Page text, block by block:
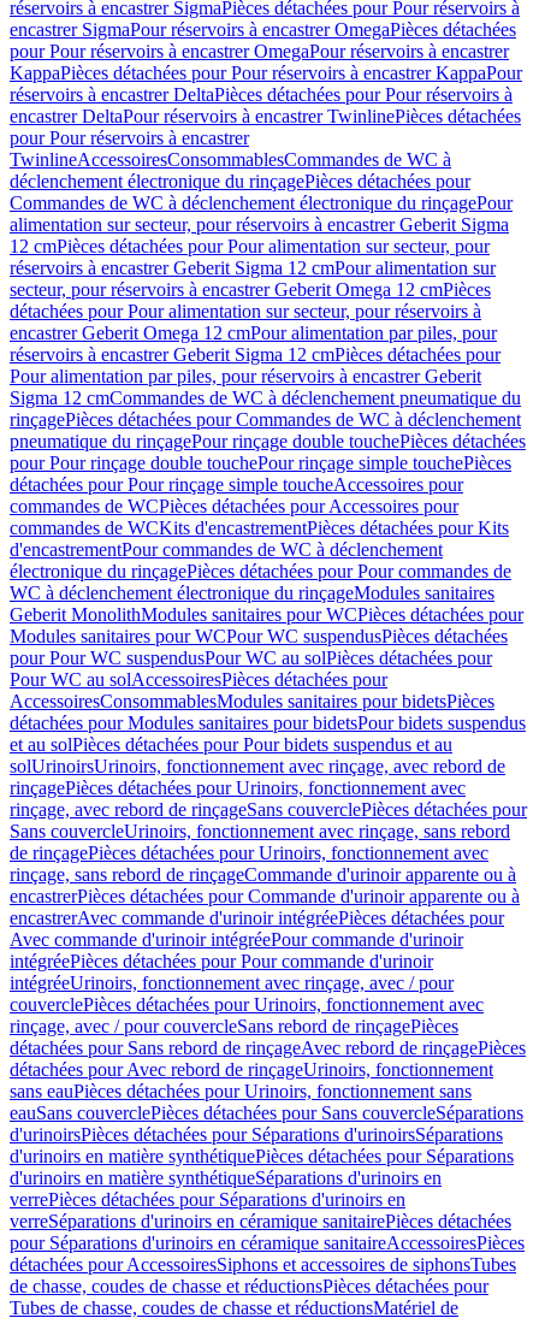
réservoirs à encastrer SigmaPièces détachées pour Pour réservoirs à
encastrer SigmaPour réservoirs à encastrer OmegaPièces détachées
pour Pour réservoirs à encastrer OmegaPour réservoirs à encastrer
KappaPièces détachées pour Pour réservoirs à encastrer KappaPour
réservoirs à encastrer DeltaPièces détachées pour Pour réservoirs à
encastrer DeltaPour réservoirs à encastrer TwinlinePièces détachées
pour Pour réservoirs à encastrer
TwinlineAccessoiresConsommablesCommandes de WC à
déclenchement électronique du rinçagePièces détachées pour
Commandes de WC à déclenchement électronique du rinçagePour
alimentation sur secteur, pour réservoirs à encastrer Geberit Sigma
12 cmPièces détachées pour Pour alimentation sur secteur, pour
réservoirs à encastrer Geberit Sigma 12 cmPour alimentation sur
secteur, pour réservoirs à encastrer Geberit Omega 12 cmPièces
détachées pour Pour alimentation sur secteur, pour réservoirs à
encastrer Geberit Omega 12 cmPour alimentation par piles, pour
réservoirs à encastrer Geberit Sigma 12 cmPièces détachées pour
Pour alimentation par piles, pour réservoirs à encastrer Geberit
Sigma 12 cmCommandes de WC à déclenchement pneumatique du
rinçagePièces détachées pour Commandes de WC à déclenchement
pneumatique du rinçagePour rinçage double touchePièces détachées
pour Pour rinçage double touchePour rinçage simple touchePièces
détachées pour Pour rinçage simple toucheAccessoires pour
commandes de WCPièces détachées pour Accessoires pour
commandes de WCKits d'encastrementPièces détachées pour Kits
d'encastrementPour commandes de WC à déclenchement
électronique du rinçagePièces détachées pour Pour commandes de
WC à déclenchement électronique du rinçageModules sanitaires
Geberit MonolithModules sanitaires pour WCPièces détachées pour
Modules sanitaires pour WCPour WC suspendusPièces détachées
pour Pour WC suspendusPour WC au solPièces détachées pour
Pour WC au solAccessoiresPièces détachées pour
AccessoiresConsommablesModules sanitaires pour bidetsPièces
détachées pour Modules sanitaires pour bidetsPour bidets suspendus
et au solPièces détachées pour Pour bidets suspendus et au
solUrinoirsUrinoirs, fonctionnement avec rinçage, avec rebord de
rinçagePièces détachées pour Urinoirs, fonctionnement avec
rinçage, avec rebord de rinçageSans couverclePièces détachées pour
Sans couvercleUrinoirs, fonctionnement avec rinçage, sans rebord
de rinçagePièces détachées pour Urinoirs, fonctionnement avec
rinçage, sans rebord de rinçageCommande d'urinoir apparente ou à
encastrerPièces détachées pour Commande d'urinoir apparente ou à
encastrerAvec commande d'urinoir intégréePièces détachées pour
Avec commande d'urinoir intégréePour commande d'urinoir
intégréePièces détachées pour Pour commande d'urinoir
intégréeUrinoirs, fonctionnement avec rinçage, avec / pour
couverclePièces détachées pour Urinoirs, fonctionnement avec
rinçage, avec / pour couvercleSans rebord de rinçagePièces
détachées pour Sans rebord de rinçageAvec rebord de rinçagePièces
détachées pour Avec rebord de rinçageUrinoirs, fonctionnement
sans eauPièces détachées pour Urinoirs, fonctionnement sans
eauSans couverclePièces détachées pour Sans couvercleSéparations
d'urinoirsPièces détachées pour Séparations d'urinoirsSéparations
d'urinoirs en matière synthétiquePièces détachées pour Séparations
d'urinoirs en matière synthétiqueSéparations d'urinoirs en
verrePièces détachées pour Séparations d'urinoirs en
verreSéparations d'urinoirs en céramique sanitairePièces détachées
pour Séparations d'urinoirs en céramique sanitaireAccessoiresPièces
détachées pour AccessoiresSiphons et accessoires de siphonsTubes
de chasse, coudes de chasse et réductionsPièces détachées pour
Tubes de chasse, coudes de chasse et réductionsMatériel de